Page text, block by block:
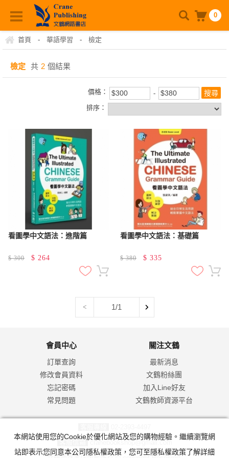
0
首頁 - 華語學習 - 檢定
檢定 共 2 個結果
價格：
排序：
看圖學中文語法：進階篇
$300 $ 264
看圖學中文語法：基礎篇
$380 $ 335
< 1/1
會員中心
訂單查詢
修改會員資料
忘記密碼
常見問題
關注文鶴
最新消息
文鶴粉絲團
加入Line好友
文鶴教師資源平台
客服信箱 cranebookshop@gmail.com
本網站使用您的Cookie於優化網站及您的購物經驗。繼續瀏覽網
站即表示您同意本公司隱私權政策，您可至隱私權政策了解詳細